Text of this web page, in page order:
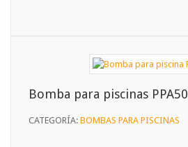
Bomba para piscinas PPA50
CATEGORÍA: BOMBAS PARA PISCINAS